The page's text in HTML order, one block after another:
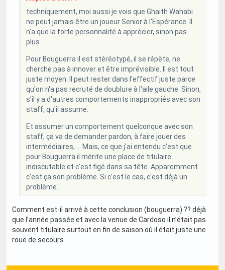
techniquement, moi aussi je vois que Ghaith Wahabi
ne peut jamais être un joueur Senior à l'Espérance. Il
n'a que la forte personnalité à apprécier, sinon pas
plus.
Pour Bouguerra il est stéréotypé, il se répète, ne
cherche pas à innover et être imprévisible. Il est tout
juste moyen. Il peut rester dans l'effectif juste parce
qu'on n'a pas recruté de doublure à l'aile gauche. Sinon,
s'il y a d'autres comportements inappropriés avec son
staff, qu'il assume.
Et assumer un comportement quelconque avec son
staff, ça va de demander pardon, à faire jouer des
intermédiaires, ... Mais, ce que j'ai entendu c'est que
pour Bouguerra il mérite une place de titulaire
indiscutable et c'est figé dans sa tête. Apparemment
c'est ça son problème. Si c'est le cas, c'est déjà un
problème.
Comment est-il arrivé à cette conclusion (bouguerra) ?? déjà
que l’année passée et avec la venue de Cardoso il n’était pas
souvent titulaire surtout en fin de saison où il était juste une
roue de secours